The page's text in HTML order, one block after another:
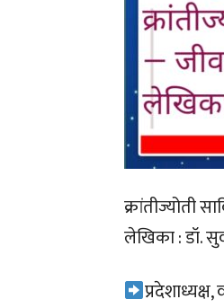
क्रांतीज्योती
लेखिका : डॉ.